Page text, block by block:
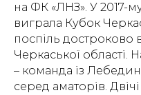
на ФК «ЛНЗ». У 2017-
виграла Кубок
поспіль достроково
Черкаської області.
– команда із
серед аматорів.